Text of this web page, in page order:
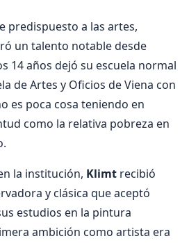
predispuesto a las artes,
un talento notable desde
14 años dejó su escuela normal
de Artes y Oficios de Viena con
es poca cosa teniendo en
como la relativa pobreza en
la institución, Klimt recibió
y clásica que aceptó
estudios en la pintura
ambición como artista era